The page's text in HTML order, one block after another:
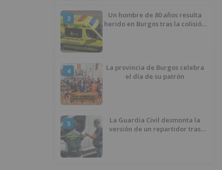
3
Un hombre de 80 años resulta
herido en Burgos tras la colisión
4
La provincia de Burgos celebra
el día de su patrón
5
La Guardia Civil desmonta la
versión de un repartidor tras